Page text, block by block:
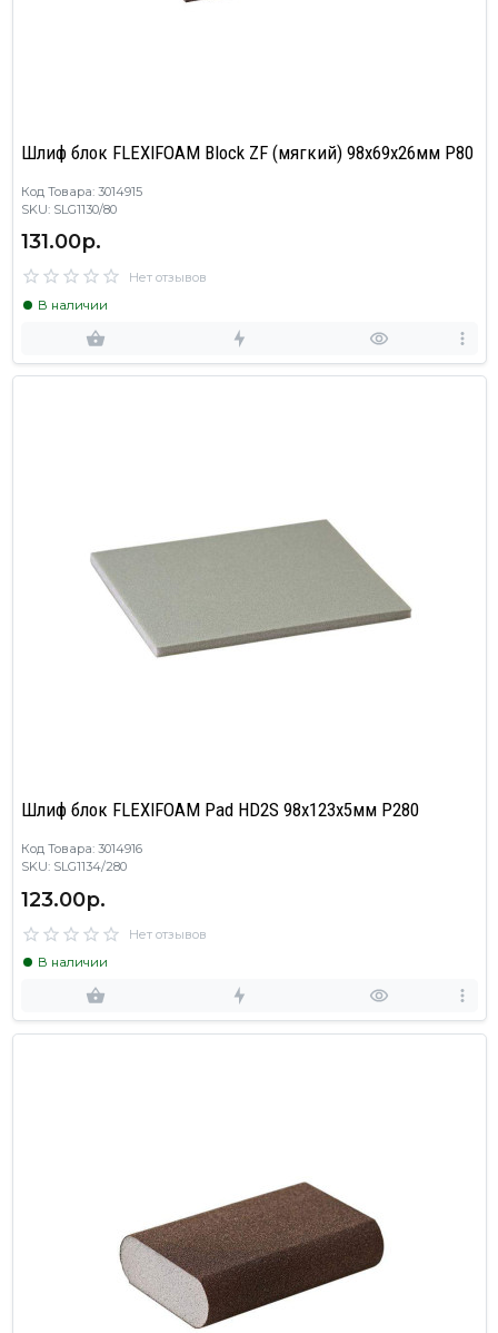
Шлиф блок FLEXIFOAM Block ZF (мягкий) 98x69x26мм P80
Код Товара: 3014915
SKU: SLG1130/80
131.00р.
Нет отзывов
В наличии
Шлиф блок FLEXIFOAM Pad HD2S 98x123x5мм P280
Код Товара: 3014916
SKU: SLG1134/280
123.00р.
Нет отзывов
В наличии